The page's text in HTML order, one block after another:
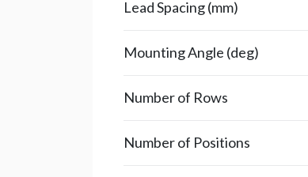
Lead Spacing (mm)
Mounting Angle (deg)
Number of Rows
Number of Positions